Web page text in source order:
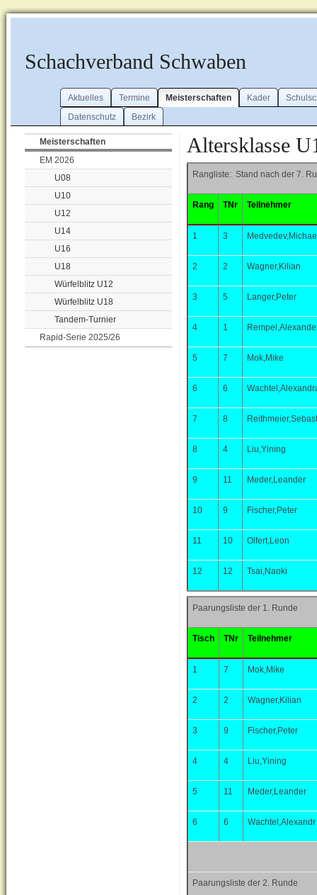
Schachverband Schwaben
Aktuelles Termine Meisterschaften Kader
Datenschutz
Bezirk
Meisterschaften
EM 2026
U08
U10
U12
U14
U16
U18
Würfelblitz U12
Würfelblitz U18
Tandem-Turnier
Rapid-Serie 2025/26
Altersklasse
Rangliste: Stand nach der 7.
Rang TNr Teilnehmer
1 3
2 2 Wagner,Kilian
3 5 Langer,Peter
4 1
5 7 Mok,Mike
6 6
7 8
8 4 Liu,Yining
9 11 Meder,Leander
10 9 Fischer,Peter
11 10 Olfert,Leon
12 12 Tsai,Naoki
Paarungsliste der 1. Runde
Tisch TNr Teilnehmer
1 7 Mok,Mike
2 2 Wagner,Kilian
3 9 Fischer,Peter
4 4 Liu,Yining
5 11 Meder,Leander
6 6 Wachtel,Alexandr
Paarungsliste der 2. Runde